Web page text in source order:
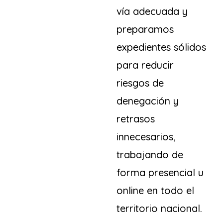
vía adecuada y
preparamos
expedientes sólidos
para reducir
riesgos de
denegación y
retrasos
innecesarios,
trabajando de
forma presencial u
online en todo el
territorio nacional.